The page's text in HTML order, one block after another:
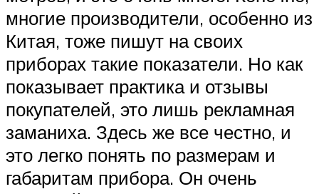
многие производители, особенно из
Китая, тоже пишут на своих
приборах такие показатели. Но как
показывает практика и отзывы
покупателей, это лишь рекламная
заманиха. Здесь же все честно, и
это легко понять по размерам и
габаритам прибора. Он очень